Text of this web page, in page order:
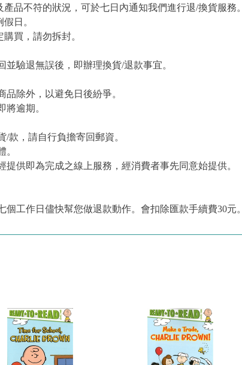
品不符的狀況，可於七日內通知我們進行退/換貨服務。
日。
買，請勿拆封。
驗退無誤後，即辦理換貨/退款事宜。
除外，以避免日後紛爭。
將逾期。
款，請自行負擔寄回郵資。
。
供即為完成之線上服務，經消費者事先同意始提供。
工作日儘快幫您做退款動作。會扣除匯款手續費30元。